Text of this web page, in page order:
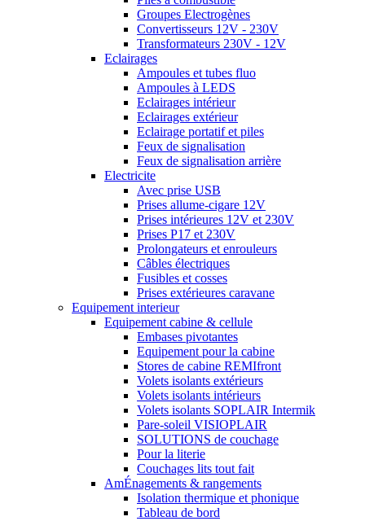
Groupes Electrogènes
Convertisseurs 12V - 230V
Transformateurs 230V - 12V
Eclairages
Ampoules et tubes fluo
Ampoules à LEDS
Eclairages intérieur
Eclairages extérieur
Eclairage portatif et piles
Feux de signalisation
Feux de signalisation arrière
Electricite
Avec prise USB
Prises allume-cigare 12V
Prises intérieures 12V et 230V
Prises P17 et 230V
Prolongateurs et enrouleurs
Câbles électriques
Fusibles et cosses
Prises extérieures caravane
Equipement interieur
Equipement cabine & cellule
Embases pivotantes
Equipement pour la cabine
Stores de cabine REMIfront
Volets isolants extérieurs
Volets isolants intérieurs
Volets isolants SOPLAIR Intermik
Pare-soleil VISIOPLAIR
SOLUTIONS de couchage
Pour la literie
Couchages lits tout fait
AmÉnagements & rangements
Isolation thermique et phonique
Tableau de bord